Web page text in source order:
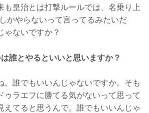
も皇治とは打撃ルールでは、名乗り上
かやらないって言ってるみたいだ
ゃないですか？
誰とやるといいと思いますか？
誰でもいいんじゃないですか。そも
ゥラエフに勝てる気がないって思って
えてると思うんで。誰でもいいんじゃ